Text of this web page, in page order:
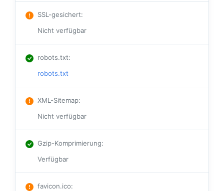
SSL-gesichert:
Nicht verfügbar
robots.txt:
robots.txt
XML-Sitemap:
Nicht verfügbar
Gzip-Komprimierung:
Verfügbar
favicon.ico: